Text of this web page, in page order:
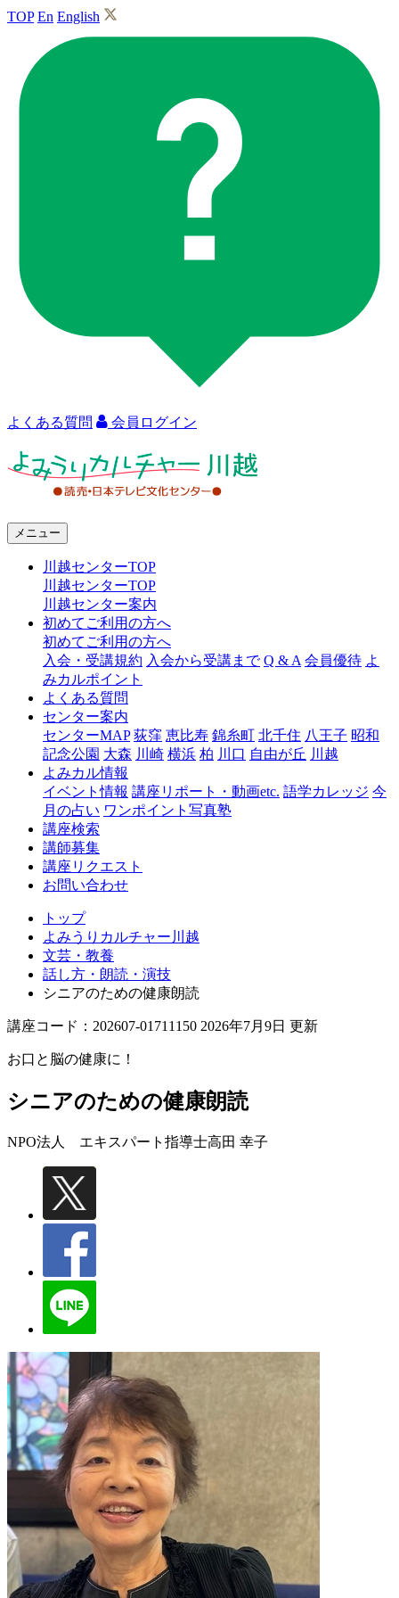
TOP En English
よくある質問 会員ログイン
ャ
越
メニュー
川越センターTOP
川越センターTOP
川越センター案内
初めてご利用の方へ
初めてご利用の方へ
入会・受講規約 入会から受講まで Q & A 会員優待 よ
みカルポイント
よくある質問
センター案内
センターMAP 荻窪 恵比寿 錦糸町 北千住 八王子 昭和
記念公園 大森 川崎 横浜 柏 川口 自由が丘 川越
よみカル情報
イベント情報 講座リポート・動画etc. 語学カレッジ 今
月の占い ワンポイント写真塾
講座検索
講師募集
講座リクエスト
お問い合わせ
トップ
よみうりカルチャー川越
文芸・教養
話し方・朗読・演技
シニアのための健康朗読
講座コード：202607-01711150 2026年7月9日 更新
お口と脳の健康に！
シニアのための健康朗読
NPO法人 エキスパート指導士高田 幸子